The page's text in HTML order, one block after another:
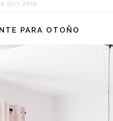
OCT 2013
PARA OTOÑO